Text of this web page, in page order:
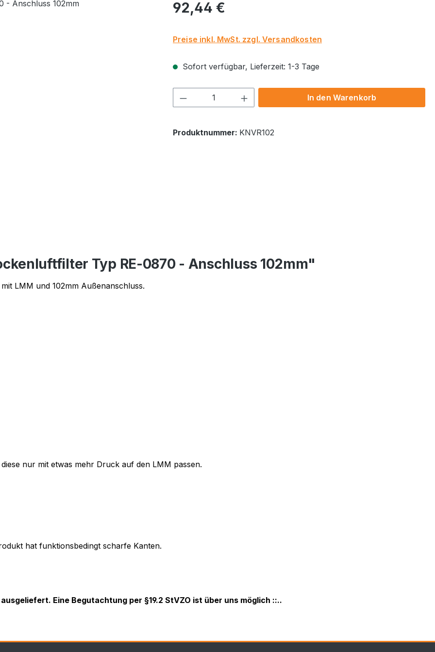
Regulärer Preis:
92,44 €
Preise inkl. MwSt. zzgl. Versandkosten
Sofort verfügbar, Lieferzeit: 1-3 Tage
Produkt Anzahl: Gib den gewünschten Wert
In den Warenkorb
Produktnummer: KNVR102
Typ RE-0870 - Anschluss 102mm"
LMM und 102mm Außenanschluss.
nur mit etwas mehr Druck auf den LMM passen.
hat funktionsbedingt scharfe Kanten.
Eine Begutachtung per §19.2 StVZO ist über uns möglich ::..